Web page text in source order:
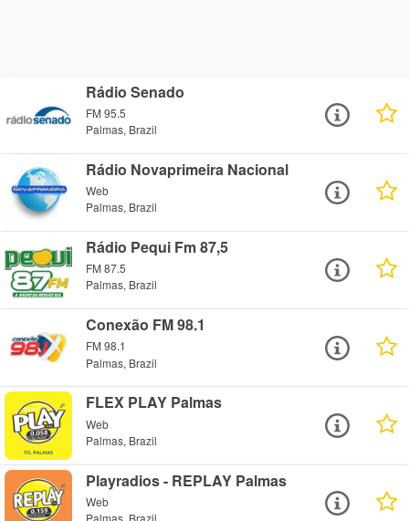
Rádio Senado
FM 95.5
Palmas, Brazil
Rádio Novaprimeira Nacional
Web
Palmas, Brazil
Rádio Pequi Fm 87,5
FM 87.5
Palmas, Brazil
Conexão FM 98.1
FM 98.1
Palmas, Brazil
FLEX PLAY Palmas
Web
Palmas, Brazil
Playradios - REPLAY Palmas
Web
Palmas, Brazil